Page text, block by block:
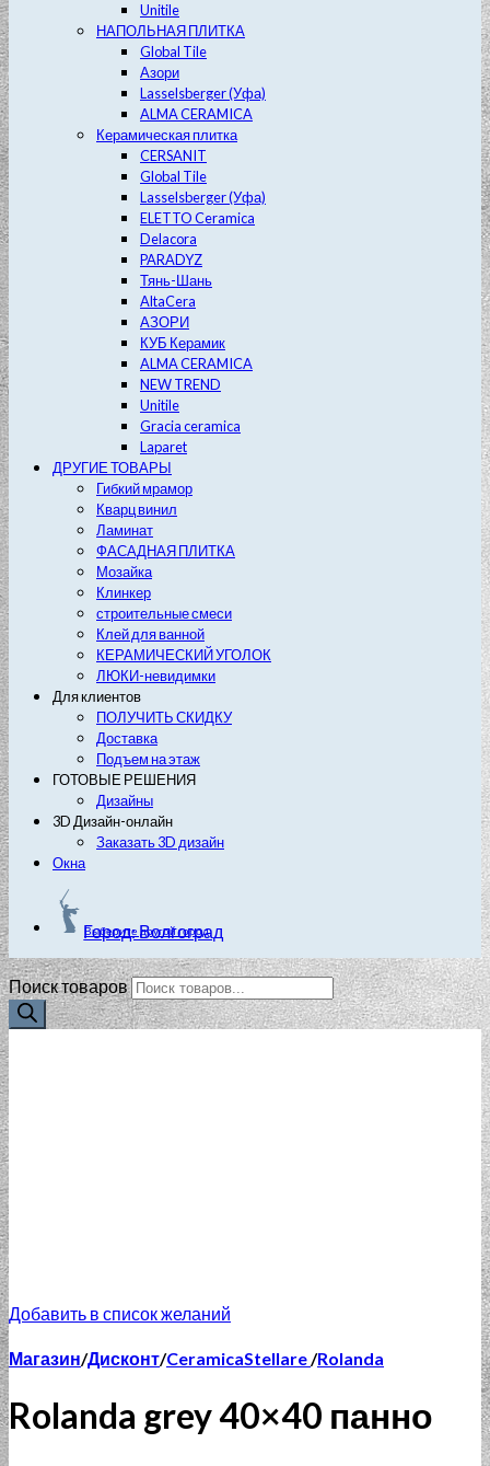
Unitile
НАПОЛЬНАЯ ПЛИТКА
Global Tile
Азори
Lasselsberger (Уфа)
ALMA CERAMICA
Керамическая плитка
CERSANIT
Global Tile
Lasselsberger (Уфа)
ELETTO Ceramica
Delacora
PARADYZ
Тянь-Шань
AltaCera
АЗОРИ
КУБ Керамик
ALMA CERAMICA
NEW TREND
Unitile
Gracia ceramica
Laparet
ДРУГИЕ ТОВАРЫ
Гибкий мрамор
Кварц винил
Ламинат
ФАСАДНАЯ ПЛИТКА
Мозайка
Клинкер
строительные смеси
Клей для ванной
КЕРАМИЧЕСКИЙ УГОЛОК
ЛЮКИ-невидимки
Для клиентов
ПОЛУЧИТЬ СКИДКУ
Доставка
Подъем на этаж
ГОТОВЫЕ РЕШЕНИЯ
Дизайны
3D Дизайн-онлайн
Заказать 3D дизайн
Окна
Город: Волгоград
Выберите другой город
Поиск товаров
Добавить в список желаний
Магазин/Дисконт/CeramicaStellare/Rolanda
Rolanda grey 40×40 панно